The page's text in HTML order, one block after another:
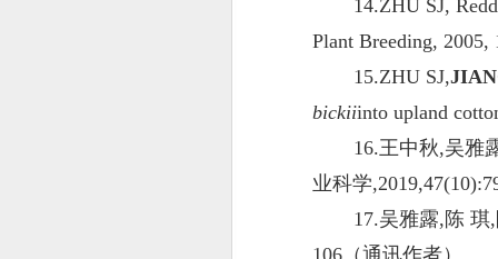
14.ZHU SJ,
Plant Breeding,
15.ZHU SJ,
bickiiinto upland
16.王中秋,吴雅
业科学
17.吴雅露,陈
106（通讯作者）